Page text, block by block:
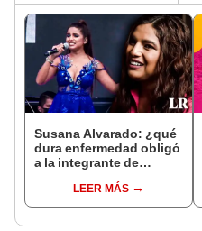
Susana Alvarado: ¿qué
dura enfermedad obligó
a la integrante de
alejarse de los
escenarios?
LEER MÁS